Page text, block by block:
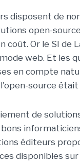
disposent de
open-
coût. Or le SI de
web. Et les
en compte
source
de
éditeurs
disponibles